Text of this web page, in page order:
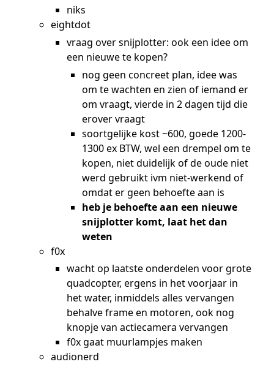
niks
eightdot
vraag over snijplotter: ook een idee om
een nieuwe te kopen?
nog geen concreet plan, idee was
om te wachten en zien of iemand er
om vraagt, vierde in 2 dagen tijd die
erover vraagt
soortgelijke kost ~600, goede 1200-
1300 ex BTW, wel een drempel om te
kopen, niet duidelijk of de oude niet
werd gebruikt ivm niet-werkend of
omdat er geen behoefte aan is
heb je behoefte aan een nieuwe
snijplotter komt, laat het dan
weten
f0x
wacht op laatste onderdelen voor grote
quadcopter, ergens in het voorjaar in
het water, inmiddels alles vervangen
behalve frame en motoren, ook nog
knopje van actiecamera vervangen
f0x gaat muurlampjes maken
audionerd